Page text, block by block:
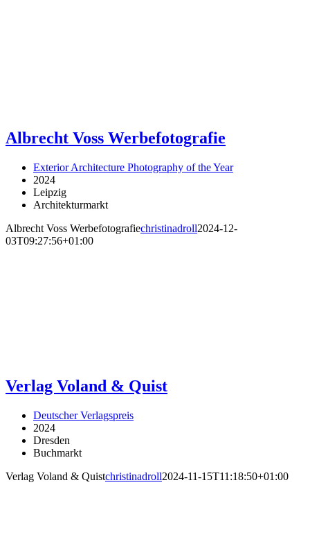
Albrecht Voss Werbefotografie
Exterior Architecture Photography of the Year
2024
Leipzig
Architekturmarkt
Albrecht Voss Werbefotografiechristinadroll2024-12-
03T09:27:56+01:00
Verlag Voland & Quist
Deutscher Verlagspreis
2024
Dresden
Buchmarkt
Verlag Voland & Quistchristinadroll2024-11-15T11:18:50+01:00